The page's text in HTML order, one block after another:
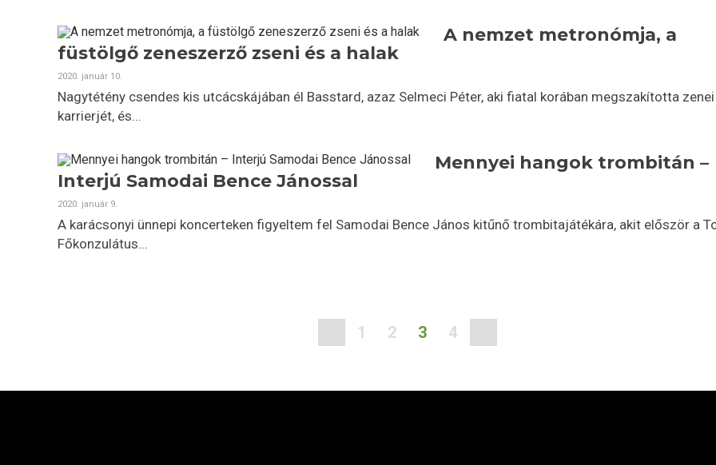
A nemzet metronómja, a
füstölgő zeneszerző zseni és a halak
2020. január 10.
Nagytétény csendes kis utcácskájában él Basstard, azaz Selmeci Péter, aki fiatal korában megszakította zenei
karrierjét, és...
Mennyei hangok trombitán –
Interjú Samodai Bence Jánossal
2020. január 9.
A karácsonyi ünnepi koncerteken figyeltem fel Samodai Bence János kitűnő trombitajátékára, akit először a
Főkonzulátus...
1 2 3 4